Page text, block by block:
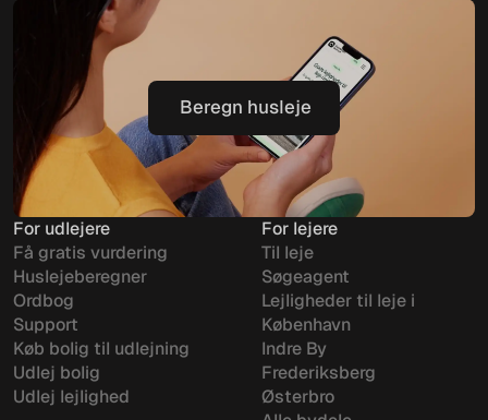
Beregn husleje
Beregn husleje
For udlejere
Få gratis vurdering
Huslejeberegner
Ordbog
Support
Køb bolig til udlejning
Udlej bolig
Udlej lejlighed
For lejere
Til leje
Søgeagent
Lejligheder til leje i
København
Indre By
Frederiksberg
Østerbro